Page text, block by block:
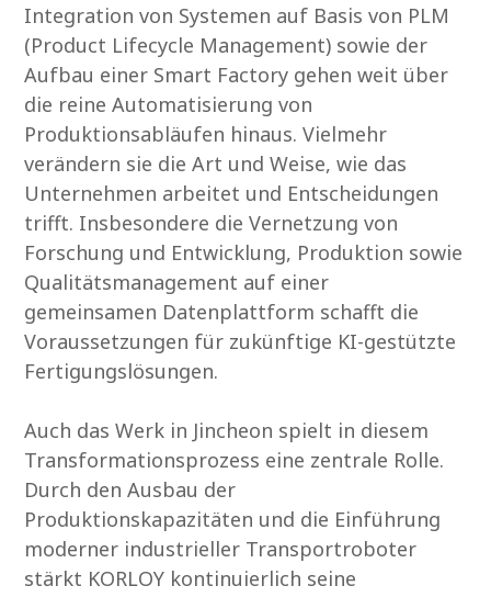
Integration von Systemen auf Basis von PLM
(Product Lifecycle Management) sowie der
Aufbau einer Smart Factory gehen weit über
die reine Automatisierung von
Produktionsabläufen hinaus. Vielmehr
verändern sie die Art und Weise, wie das
Unternehmen arbeitet und Entscheidungen
trifft. Insbesondere die Vernetzung von
Forschung und Entwicklung, Produktion sowie
Qualitätsmanagement auf einer
gemeinsamen Datenplattform schafft die
Voraussetzungen für zukünftige KI-gestützte
Fertigungslösungen.
Auch das Werk in Jincheon spielt in diesem
Transformationsprozess eine zentrale Rolle.
Durch den Ausbau der
Produktionskapazitäten und die Einführung
moderner industrieller Transportroboter
stärkt KORLOY kontinuierlich seine